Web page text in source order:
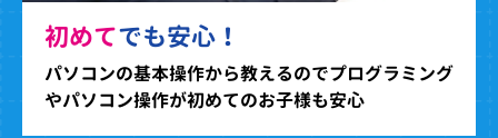
初めてでも安心！
パソコンの基本操作から教えるのでプログラミング
やパソコン操作が初めてのお子様も安心